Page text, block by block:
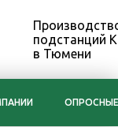
подстанций
в Тюмени